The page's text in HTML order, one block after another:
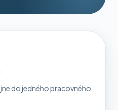
do jedného pracovného